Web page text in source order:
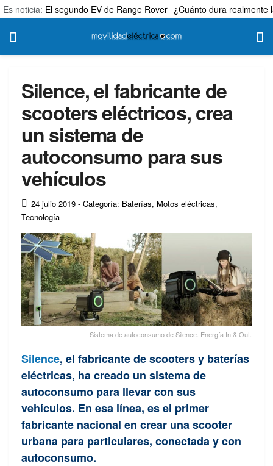
Es noticia: El segundo EV de Range Rover ¿Cuánto dura realmente
Silence, el fabricante de
scooters eléctricos, crea
un sistema de
autoconsumo para sus
vehículos
24 julio 2019 - Categoría: Baterías, Motos eléctricas,
Tecnología
Sistema de autoconsumo de Silence. Energía In & Out.
Silence, el fabricante de scooters y baterías
eléctricas, ha creado un sistema de
autoconsumo para llevar con sus
vehículos. En esa línea, es el primer
fabricante nacional en crear una scooter
urbana para particulares, conectada y con
autoconsumo.